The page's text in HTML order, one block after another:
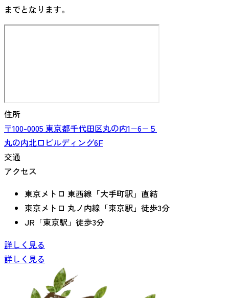
までとなります。
住所
〒100-0005東京都千代田区丸の内1−6−５
丸の内北口ビルディング6F
交通
アクセス
東京メトロ 東西線「大手町駅」直結
東京メトロ 丸ノ内線「東京駅」徒歩3分
JR「東京駅」徒歩3分
詳しく見る
詳しく見る